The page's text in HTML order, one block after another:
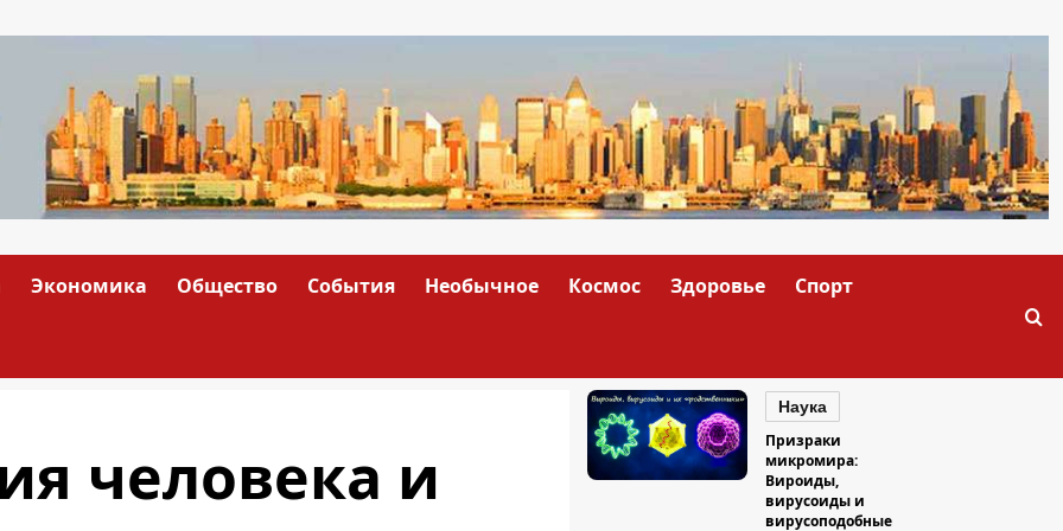
Экономика Общество События Необычное Космос Здоровье Спорт
человека и
Наука
Призраки
микромира:
Вироиды,
вирусоиды и
вирусоподобные